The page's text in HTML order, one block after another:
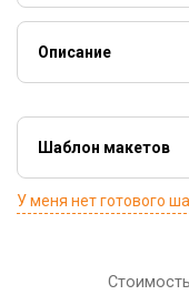
Значки
Наименование
Круглый
Круглый
Прямоугольный
Описание
Такие изделия
сувениром
тематическому
повысит ее
презент клиентам.
Шаблон макетов
У меня нет готового